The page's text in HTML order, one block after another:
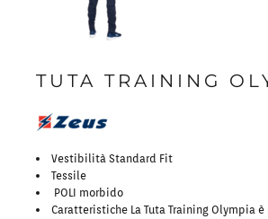
TUTA TRAINING
Vestibilità Standard Fit
Tessile
POLI morbido
Caratteristiche La Tuta Training Olympia